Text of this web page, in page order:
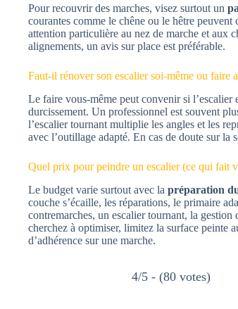
Pour recouvrir des marches, visez surtout un
courantes comme le chêne ou le hêtre
attention particulière au nez de marche et aux
alignements, un avis sur place est préférable.
Faut-il rénover son escalier soi-même ou faire
Le faire vous-même peut convenir si l’escalier
durcissement. Un professionnel est souvent
l’escalier tournant multiplie les angles et les
avec l’outillage adapté. En cas de doute sur la
Quel prix pour peindre un escalier (ce qui fait
Le budget varie surtout avec la préparation
couche s’écaille, les réparations, le primaire
contremarches, un escalier tournant, la
cherchez à optimiser, limitez la surface peinte
d’adhérence sur une marche.
4/5 - (80 votes)